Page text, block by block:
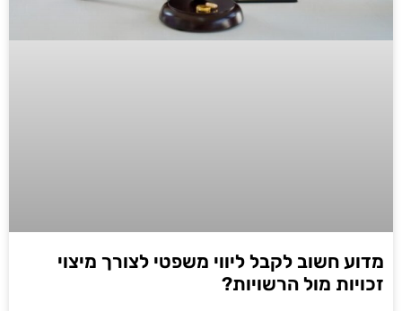
מדוע חשוב לקבל ליווי משפטי לצורך מיצוי
זכויות מול הרשויות?